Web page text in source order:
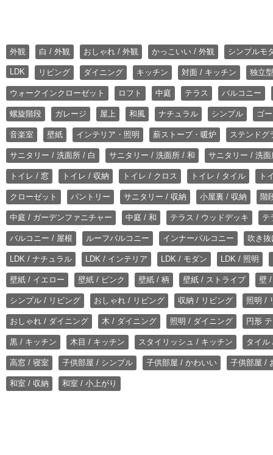
外観 白 / 外観 おしゃれ / 外観 かっこいい / 外観 シンプルモ
LDK リビング ダイニング キッチン 対面 / キッチン 独立
ウォークインクローゼット ロフト 中庭 テラス バルコニー
螺旋階段 ガレージ 屋上 和風 ナチュラル シンプル ゴ
音楽室 壁紙 インテリア・照明 薪ストーブ・暖炉 ステンドグ
サニタリー / 洗面所 / 白 サニタリー / 洗面所 / 和 サニタリー / 洗
トイレ / 窓 トイレ / 収納 トイレ / クロス トイレ / タイル ト
クローゼット パントリー サニタリー / 収納 小屋裏 / 収納 階
中庭 / ガーデンファニチャー 中庭 / 和 テラス / ウッドデッキ テ
バルコニー / 屋根 ルーフバルコニー インナーバルコニー 吹き
LDK / ナチュラル LDK / インテリア LDK / モダン LDK / 照明
壁紙 / イエロー 壁紙 / ピンク 壁紙 / 柄 壁紙 / ストライプ 壁
シンプル / リビング おしゃれ / リビング 収納 / リビング 照明 /
おしゃれ / ダイニング 木 / ダイニング 照明 / ダイニング 円形
黒 / キッチン 木目 / キッチン スタイリッシュ / キッチン タイル
高窓 / 寝室 子供部屋 / シンプル 子供部屋 / かわいい 子供部屋 /
和室 / 収納 和室 / 小上がり